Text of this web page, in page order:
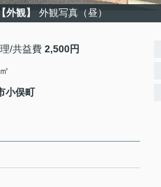
【外観】 外観写真（昼）
/共益費 2,500円
小俣町